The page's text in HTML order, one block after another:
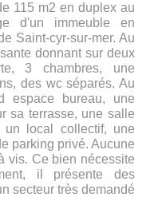
115 m2 en duplex au
d'un immeuble en
Saint-cyr-sur-mer. Au
donnant sur deux
3 chambres, une
des wc séparés. Au
espace bureau, une
sa terrasse, une salle
local collectif, une
parking privé. Aucune
vis. Ce bien nécessite
il présente des
secteur très demandé